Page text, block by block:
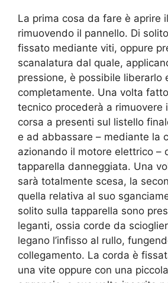
La prima cosa da fare è aprire
rimuovendo il pannello. Di
fissato mediante viti, oppure
scanalatura dal quale,
pressione, è possibile liberarlo
completamente. Una volta
tecnico procederà a rimuovere
corsa a presenti sul listello
e ad abbassare – mediante la
azionando il motore elettrico –
tapparella danneggiata. Una
sarà totalmente scesa, la
quella relativa al suo
solito sulla tapparella sono
leganti, ossia corde da
legano l’infisso al rullo,
collegamento. La corda è
una vite oppure con una